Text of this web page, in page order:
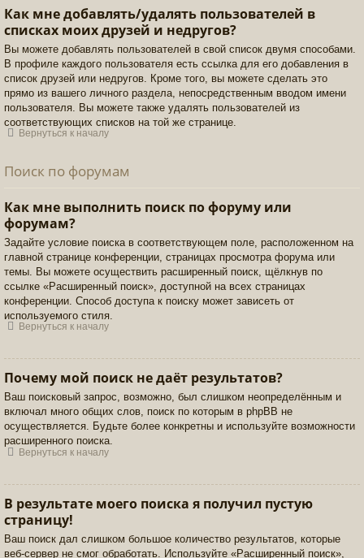
Как мне добавлять/удалять пользователей в
списках моих друзей и недругов?
Вы можете добавлять пользователей в свой список двумя способами.
В профиле каждого пользователя есть ссылка для его добавления в
список друзей или недругов. Кроме того, вы можете сделать это
прямо из вашего личного раздела, непосредственным вводом имени
пользователя. Вы можете также удалять пользователей из
соответствующих списков на той же странице.
Вернуться к началу
Поиск по форумам
Как мне выполнить поиск по форуму или
форумам?
Задайте условие поиска в соответствующем поле, расположенном на
главной странице конференции, страницах просмотра форума или
темы. Вы можете осуществить расширенный поиск, щёлкнув по
ссылке «Расширенный поиск», доступной на всех страницах
конференции. Способ доступа к поиску может зависеть от
используемого стиля.
Вернуться к началу
Почему мой поиск не даёт результатов?
Ваш поисковый запрос, возможно, был слишком неопределённым и
включал много общих слов, поиск по которым в phpBB не
осуществляется. Будьте более конкретны и используйте возможности
расширенного поиска.
Вернуться к началу
В результате моего поиска я получил пустую
страницу!
Ваш поиск дал слишком большое количество результатов, которые
веб-сервер не смог обработать. Используйте «Расширенный поиск»,